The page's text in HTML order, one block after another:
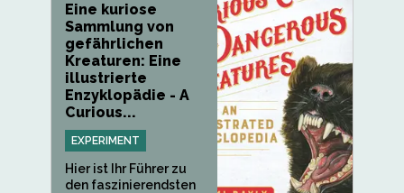
Eine kuriose
Sammlung von
gefährlichen
Kreaturen: Eine
illustrierte
Enzyklopädie - A
Curious...
EXPERIMENT
Hier ist Ihr Führer zu
den faszinierendsten